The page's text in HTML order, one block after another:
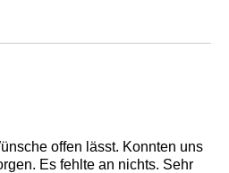
offen lässt. Konnten uns
Es fehlte an nichts. Sehr